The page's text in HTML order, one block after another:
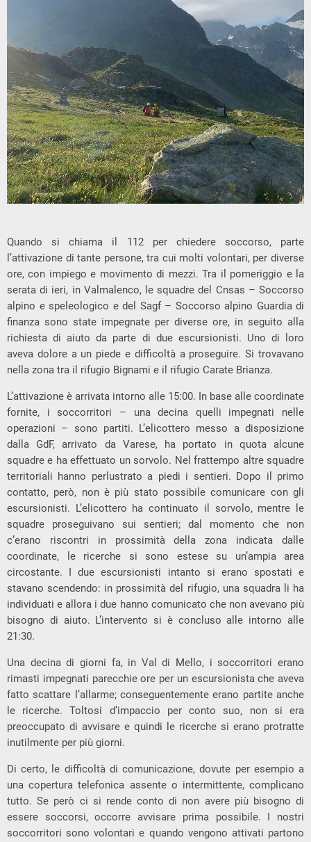
Quando si chiama il 112 per chiedere soccorso, parte
l’attivazione di tante persone, tra cui molti volontari, per diverse
ore, con impiego e movimento di mezzi. Tra il pomeriggio e la
serata di ieri, in Valmalenco, le squadre del Cnsas – Soccorso
alpino e speleologico e del Sagf – Soccorso alpino Guardia di
finanza sono state impegnate per diverse ore, in seguito alla
richiesta di aiuto da parte di due escursionisti. Uno di loro
aveva dolore a un piede e difficoltà a proseguire. Si trovavano
nella zona tra il rifugio Bignami e il rifugio Carate Brianza.
L’attivazione è arrivata intorno alle 15:00. In base alle coordinate
fornite, i soccorritori – una decina quelli impegnati nelle
operazioni – sono partiti. L’elicottero messo a disposizione
dalla GdF, arrivato da Varese, ha portato in quota alcune
squadre e ha effettuato un sorvolo. Nel frattempo altre squadre
territoriali hanno perlustrato a piedi i sentieri. Dopo il primo
contatto, però, non è più stato possibile comunicare con gli
escursionisti. L’elicottero ha continuato il sorvolo, mentre le
squadre proseguivano sui sentieri; dal momento che non
c’erano riscontri in prossimità della zona indicata dalle
coordinate, le ricerche si sono estese su un’ampia area
circostante. I due escursionisti intanto si erano spostati e
stavano scendendo: in prossimità del rifugio, una squadra li ha
individuati e allora i due hanno comunicato che non avevano più
bisogno di aiuto. L’intervento si è concluso alle intorno alle
21:30.
Una decina di giorni fa, in Val di Mello, i soccorritori erano
rimasti impegnati parecchie ore per un escursionista che aveva
fatto scattare l’allarme; conseguentemente erano partite anche
le ricerche. Toltosi d’impaccio per conto suo, non si era
preoccupato di avvisare e quindi le ricerche si erano protratte
inutilmente per più giorni.
Di certo, le difficoltà di comunicazione, dovute per esempio a
una copertura telefonica assente o intermittente, complicano
tutto. Se però ci si rende conto di non avere più bisogno di
essere soccorsi, occorre avvisare prima possibile. I nostri
soccorritori sono volontari e quando vengono attivati partono